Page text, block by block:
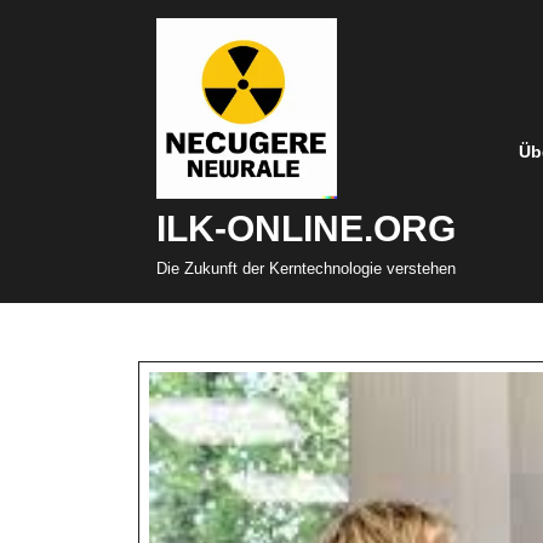
ILK-ONLINE.ORG
Die Zukunft der Kerntechnologie verstehen